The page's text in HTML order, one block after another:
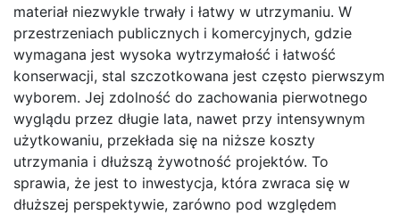
materiał niezwykle trwały i łatwy w utrzymaniu. W
przestrzeniach publicznych i komercyjnych, gdzie
wymagana jest wysoka wytrzymałość i łatwość
konserwacji, stal szczotkowana jest często pierwszym
wyborem. Jej zdolność do zachowania pierwotnego
wyglądu przez długie lata, nawet przy intensywnym
użytkowaniu, przekłada się na niższe koszty
utrzymania i dłuższą żywotność projektów. To
sprawia, że jest to inwestycja, która zwraca się w
dłuższej perspektywie, zarówno pod względem